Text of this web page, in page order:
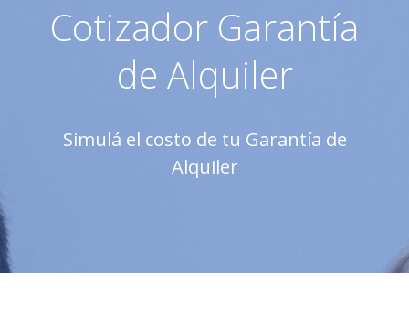
Cotizador Garantía
de Alquiler
Simulá el costo de tu Garantía de
Alquiler